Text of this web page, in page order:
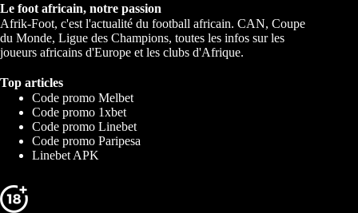
Le foot africain, notre passion
Afrik-Foot, c'est l'actualité du football africain. CAN, Coupe
du Monde, Ligue des Champions, toutes les infos sur les
joueurs africains d'Europe et les clubs d'Afrique.
Top articles
Code promo Melbet
Code promo 1xbet
Code promo Linebet
Code promo Paripesa
Linebet APK